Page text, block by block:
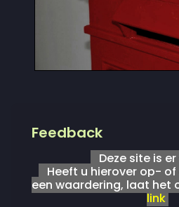
Feedback
Deze site is
Heeft u hierover op-
een waardering, laat het
link